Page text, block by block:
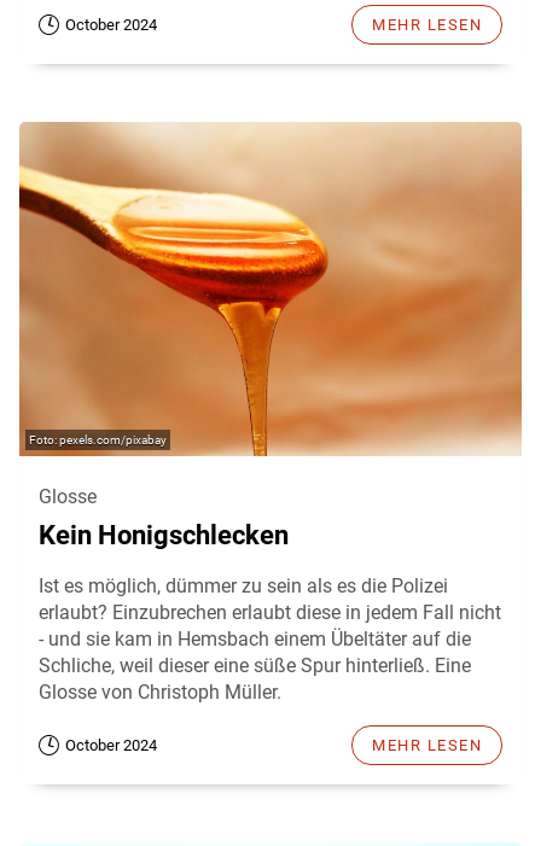
October 2024 MEHR LESEN
pexels.com/pixabay
Glosse
Kein Honigschlecken
Ist es möglich, dümmer zu sein als es die Polizei
erlaubt? Einzubrechen erlaubt diese in jedem Fall nicht
- und sie kam in Hemsbach einem Übeltäter auf die
Schliche, weil dieser eine süße Spur hinterließ. Eine
Glosse von Christoph Müller.
October 2024 MEHR LESEN